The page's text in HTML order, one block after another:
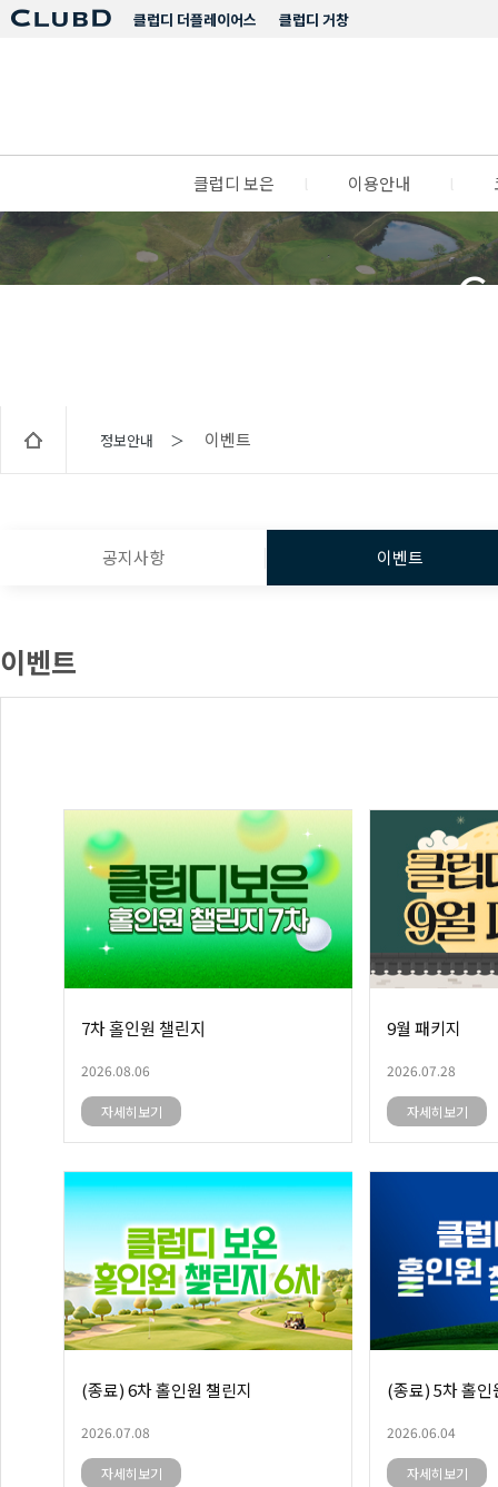
클럽디 거창
클럽디 더플레이어스
클럽디 보은 이용안내
정보안내 ＞ 이벤트
공지사항 이벤트
이벤트
7차 홀인원 챌린지
2026.08.06
자세히보기
9월 패키지
2026.07.28
자세히보기
(종료) 6차 홀인원 챌린지
2026.07.08
자세히보기
(종료) 5차 홀인
2026.06.04
자세히보기